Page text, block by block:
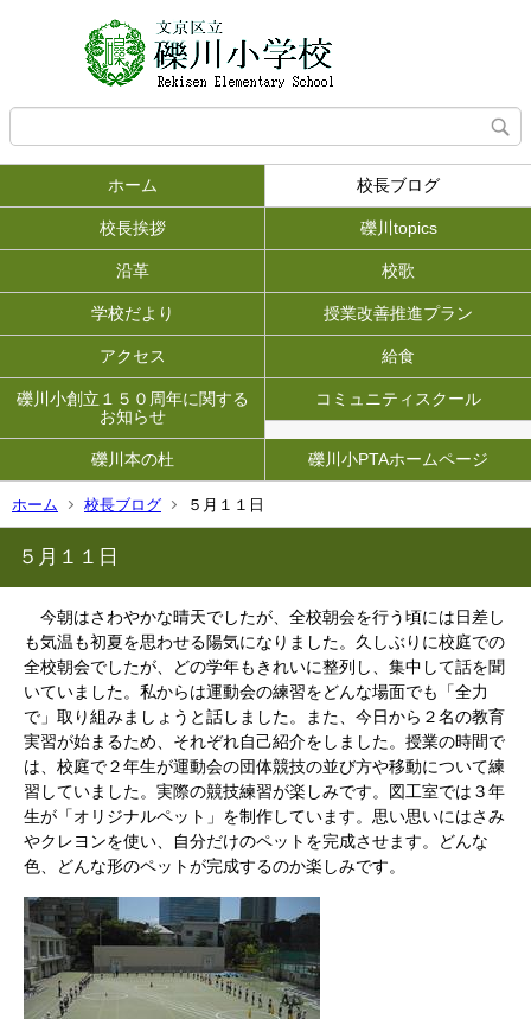
ホーム 校長ブログ
校長挨拶 礫川topics
沿革 校歌
学校だより 授業改善推進プラン
アクセス 給食
礫川小創立１５０周年に関する
お知らせ
コミュニティスクール
礫川本の杜 礫川小PTAホームページ
ホーム 校長ブログ ５月１１日
５月１１日
今朝はさわやかな晴天でしたが、全校朝会を行う頃には日差し
も気温も初夏を思わせる陽気になりました。久しぶりに校庭での
全校朝会でしたが、どの学年もきれいに整列し、集中して話を聞
いていました。私からは運動会の練習をどんな場面でも「全力
で」取り組みましょうと話しました。また、今日から２名の教育
実習が始まるため、それぞれ自己紹介をしました。授業の時間で
は、校庭で２年生が運動会の団体競技の並び方や移動について練
習していました。実際の競技練習が楽しみです。図工室では３年
生が「オリジナルペット」を制作しています。思い思いにはさみ
やクレヨンを使い、自分だけのペットを完成させます。どんな
色、どんな形のペットが完成するのか楽しみです。